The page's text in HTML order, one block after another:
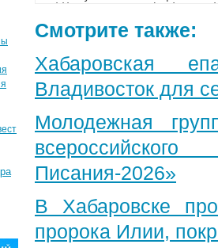
Смотрите также:
Хабаровская
Владивосток для
Молодежная
Писания-2026»
В Хабаровске
пророка Илии,